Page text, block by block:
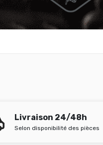
Livraison 24/48h
Selon disponibilité des pièces